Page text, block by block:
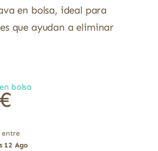
en bolsa, ideal para
que ayudan a eliminar
bolsa
€
entre
12 Ago